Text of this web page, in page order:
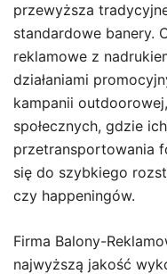
przewyższa
standardowe banery.
reklamowe z
działaniami
kampanii
społecznych, gdzie
przetransportowania
się do szybkiego
czy happeningów.
Firma Balony-
najwyższą jakość